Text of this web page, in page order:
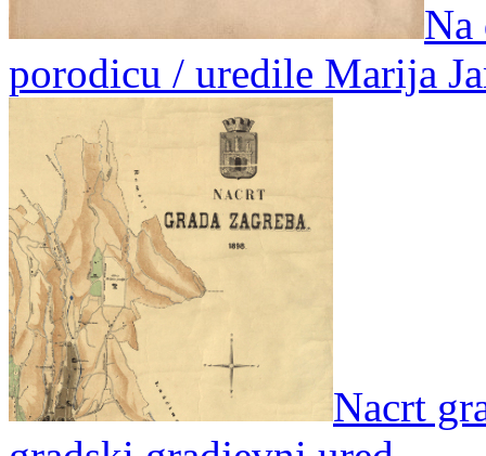
Na
porodicu / uredile Marija
Nacrt